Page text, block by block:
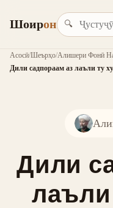
Шоирон 🔍
Асосӣ/Шеърҳо/Алишери Фонӣ
Дили садпораам аз лаъли ту
Дили
лаъли